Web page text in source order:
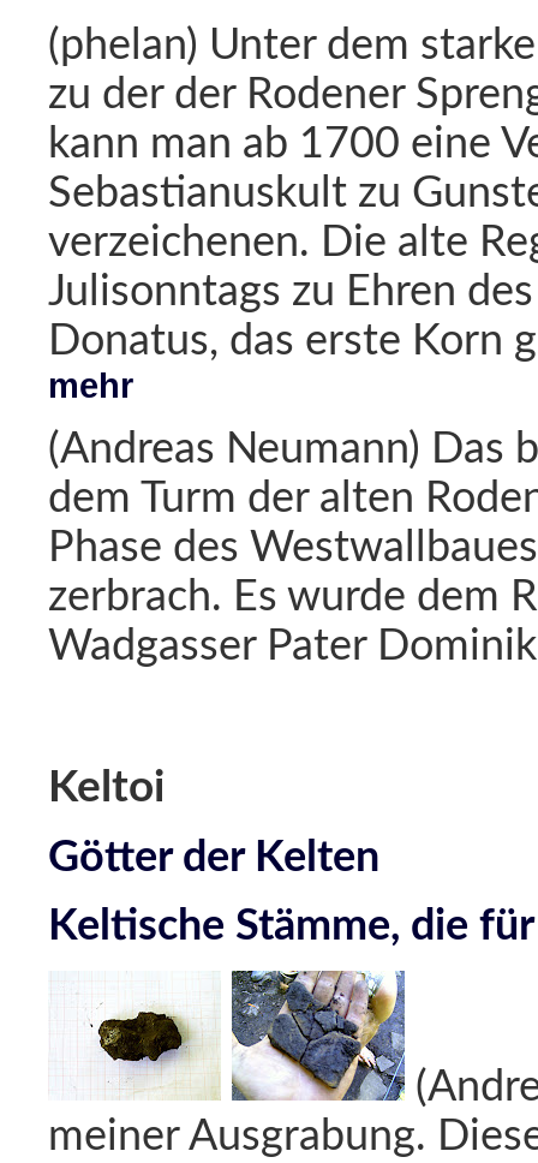
(phelan) Unter dem
zu der der Rodener
kann man ab 1700 eine
Sebastianuskult zu
verzeichenen. Die alte
Julisonntags zu Ehren
Donatus, das erste Korn
mehr
(Andreas Neumann) Das
dem Turm der alten
Phase des
zerbrach. Es wurde dem
Wadgasser Pater
Keltoi
Götter der Kelten
Keltische Stämme, die
meiner Ausgrabung.